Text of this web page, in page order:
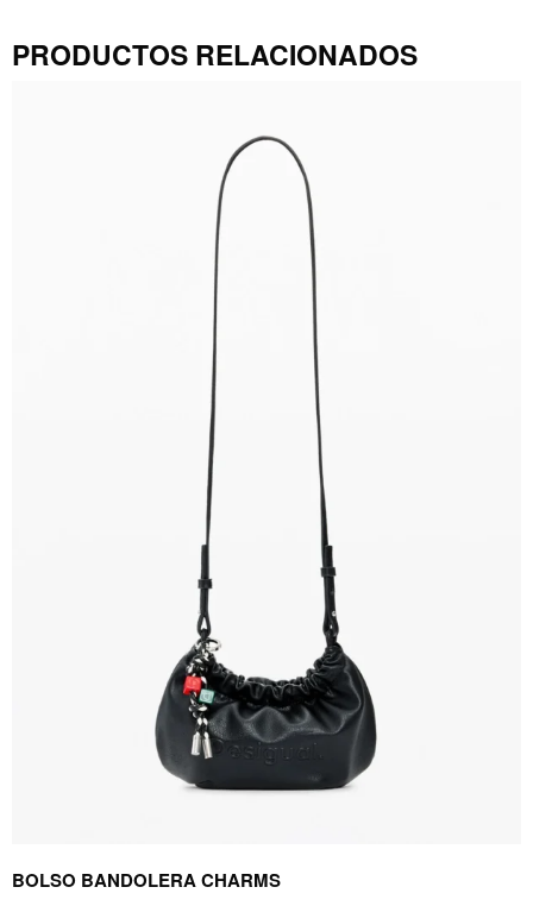
cantidad
PRODUCTOS RELACIONADOS
BOLSO BANDOLERA CHARMS